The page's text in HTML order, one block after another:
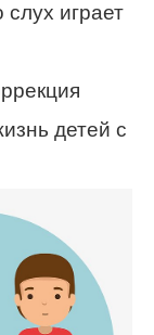
играет
детей с